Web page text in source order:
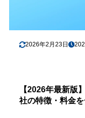
2026年2月23日
【2026年最新版
社の特徴・料金